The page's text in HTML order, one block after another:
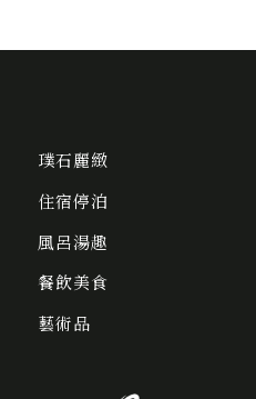
璞石麗緻
住宿停泊
風呂湯趣
餐飲美食
藝術品